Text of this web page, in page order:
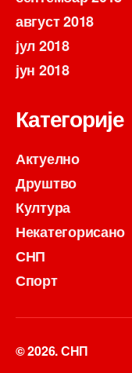
август 2018
јул 2018
јун 2018
Категорије
Актуелно
Друштво
Култура
Некатегорисано
СНП
Спорт
© 2026.СНП